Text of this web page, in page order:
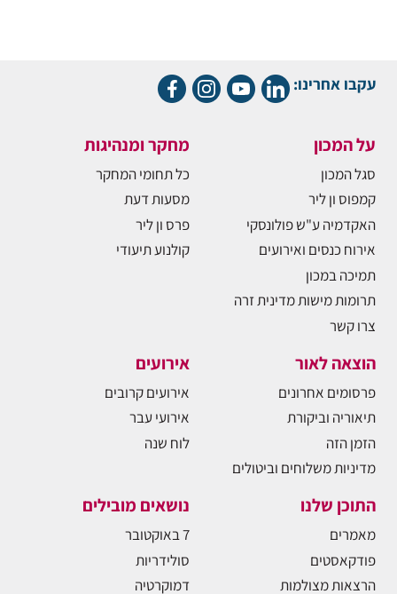
עקבו אחרינו:
על המכון
סגל המכון
קמפוס ון ליר
האקדמיה ע"ש פולונסקי
אירוח כנסים ואירועים
תמיכה במכון
תרומות מישות מדינית זרה
צרו קשר
מחקר ומנהיגות
כל תחומי המחקר
מסעות דעת
פרס ון ליר
קולנוע תיעודי
הוצאה לאור
פרסומים אחרונים
תיאוריה וביקורת
הזמן הזה
מדיניות משלוחים וביטולים
אירועים
אירועים קרובים
אירועי עבר
לוח שנה
התוכן שלנו
מאמרים
פודקאסטים
הרצאות מצולמות
נושאים מובילים
7 באוקטובר
סולידריות
דמוקרטיה